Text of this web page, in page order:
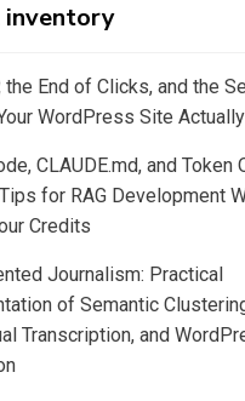
inventory
the End of Clicks, and the
WordPress Site
CLAUDE.md, and Token
for RAG Development
Credits
Journalism: Practical
of Semantic
Transcription, and